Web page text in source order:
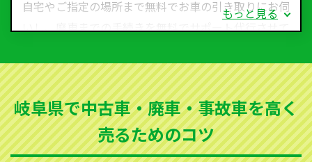
自宅やご指定の場所まで無料でお車の引き取りにお伺
いし、廃車までの手続きを無料でサポート代行させて
など動かない車、水害車、不動車、乗らなくなってし
まった車、車検が切れて動かすことができない車でも
買取可能です。
ソコカラは世界１１０か国に独自の販売ネットワーク
を持ち、国内に自社物流網、自社ヤードをもっている
もっと見る
岐阜県で中古車・廃車・事故車を高く
売るためのコツ